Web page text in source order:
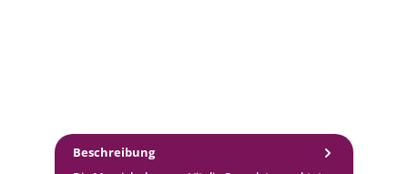
Beschreibung